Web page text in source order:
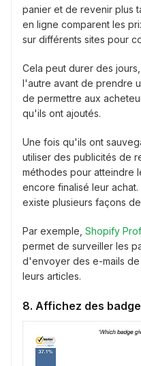
panier et de revenir plus
en ligne comparent les
sur différents sites pour
Cela peut durer des
l'autre avant de prendre
de permettre aux
qu'ils ont ajoutés.
Une fois qu'ils ont
utiliser des publicités de
méthodes pour atteindre
encore finalisé leur
existe plusieurs façons
Par exemple, Shopify
permet de surveiller les
d'envoyer des e-mails
leurs articles.
8. Affichez des